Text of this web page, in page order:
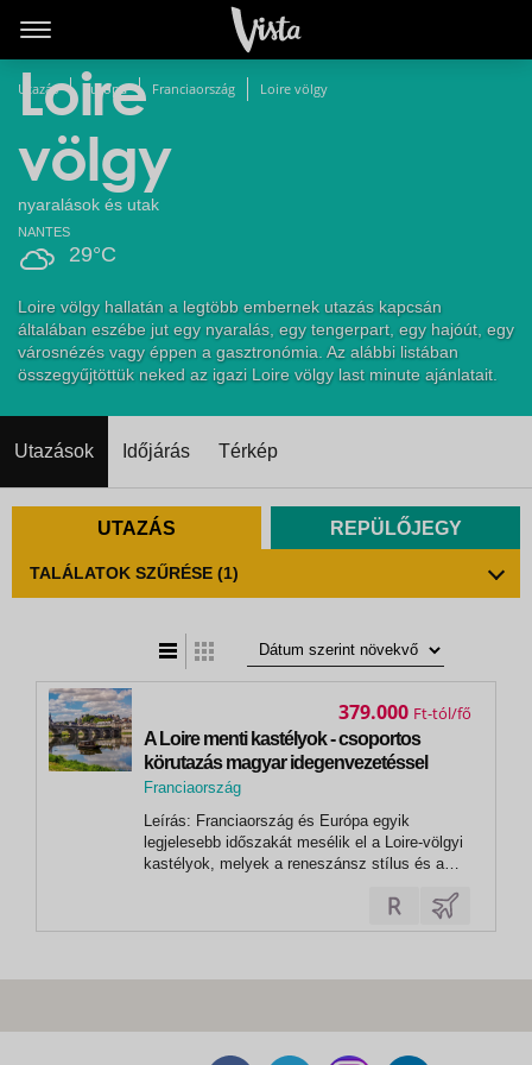
Utazás Európa Franciaország Loire völgy
Loire
völgy
nyaralások és utak
29°C
NANTES
Loire völgy hallatán a legtöbb embernek utazás kapcsán
általában eszébe jut egy nyaralás, egy tengerpart, egy hajóút, egy
városnézés vagy éppen a gasztronómia. Az alábbi listában
összegyűjtöttük neked az igazi Loire völgy last minute ajánlatait.
Utazások Időjárás Térkép
UTAZÁS REPÜLŐJEGY
TALÁLATOK SZŰRÉSE (1)
A Loire menti kastélyok - csoportos
körutazás magyar idegenvezetéssel
2026.10.03-06.
Franciaország
Blois
Leírás: Franciaország és Európa egyik
legjelesebb időszakát mesélik el a Loire-völgyi
kastélyok, melyek a reneszánsz stílus és a
néhány órányi autóútra található Loire vidéke a
középkor óta fontos kereskedelmi és oktatási
379.000 Ft